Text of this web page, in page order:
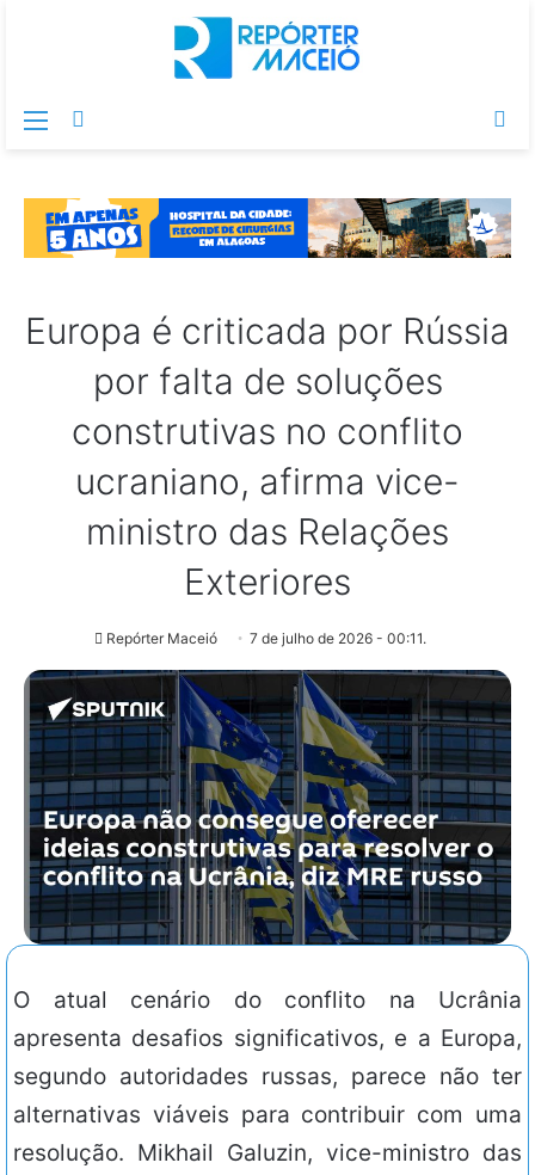
Menu
Europa é criticada por Rússia
por falta de soluções
construtivas no conflito
ucraniano, afirma vice-
ministro das Relações
Exteriores
Repórter Maceió 7 de julho de 2026 - 00:11.
O atual cenário do conflito na Ucrânia
apresenta desafios significativos, e a Europa,
segundo autoridades russas, parece não ter
alternativas viáveis para contribuir com uma
resolução. Mikhail Galuzin, vice-ministro das